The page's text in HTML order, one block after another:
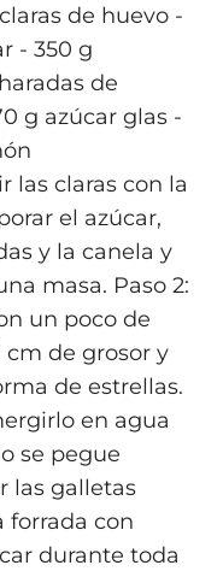
de huevo -
- 350 g
de
g azúcar glas -
las claras con la
el azúcar,
y la canela y
masa. Paso 2:
un poco de
cm de grosor y
de estrellas.
en agua
se pegue
las galletas
forrada con
durante toda